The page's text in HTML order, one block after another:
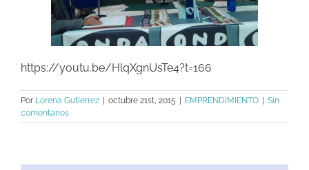
https://youtu.be/HlqXgnUsTe4?t=166
Por Lorena Gutierrez octubre 21st, 2015 EMPRENDIMIENTO
Sin
comentarios